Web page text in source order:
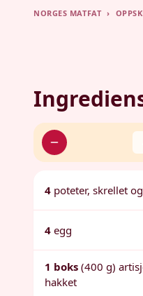
NORGES MATFAT ›
4 poteter, skrellet
4 egg
1 boks (400 g)
hakket